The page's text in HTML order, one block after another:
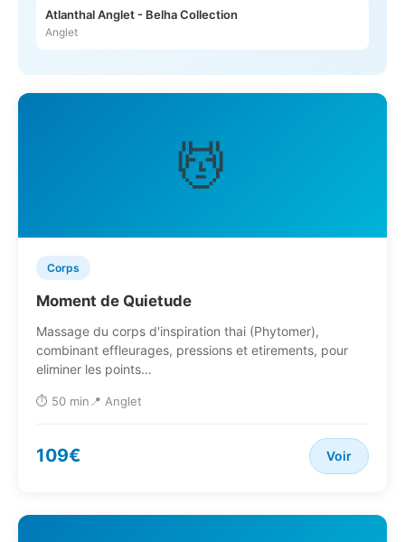
Atlanthal Anglet - Belha Collection
Anglet
💆
Corps
Moment de Quietude
Massage du corps d'inspiration thai (Phytomer),
combinant effleurages, pressions et etirements, pour
eliminer les points…
⏱️ 50 min 📍 Anglet
109€ Voir